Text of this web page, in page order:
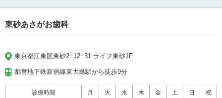
東砂あさがお歯科
東京都江東区東砂2−12−31 ライフ東砂1F
都営地下鉄新宿線東大島駅から徒歩9分
診療時間 月 火 水 木 金 土 日 祝